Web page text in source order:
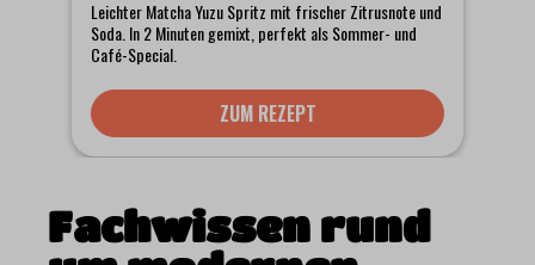
Leichter Matcha Yuzu Spritz mit frischer Zitrusnote und
Soda. In 2 Minuten gemixt, perfekt als Sommer- und
Café-Special.
ZUM REZEPT
Fachwissen rund